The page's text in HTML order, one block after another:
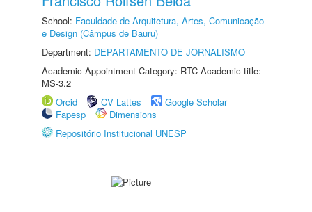
School: Faculdade de Arquitetura, Artes, Comunicação
e Design (Câmpus de Bauru)
Department: DEPARTAMENTO DE JORNALISMO
Academic Appointment Category: RTC Academic title:
MS-3.2
Orcid
CV Lattes
Google Scholar
Fapesp
Dimensions
Repositório Institucional UNESP